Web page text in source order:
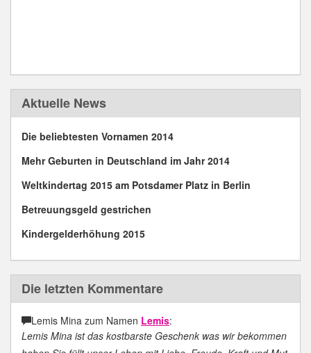
Aktuelle News
Die beliebtesten Vornamen 2014
Mehr Geburten in Deutschland im Jahr 2014
Weltkindertag 2015 am Potsdamer Platz in Berlin
Betreuungsgeld gestrichen
Kindergelderhöhung 2015
Die letzten Kommentare
Lemis Mina zum Namen Lemis:
Lemis Mina ist das kostbarste Geschenk was wir bekommen